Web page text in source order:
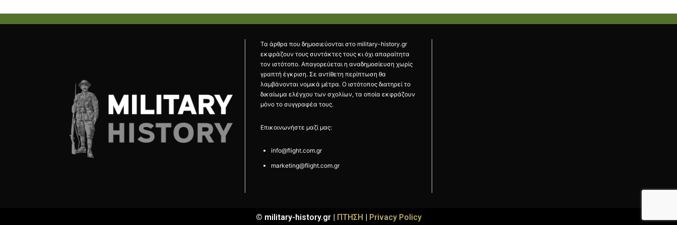
Τα άρθρα που δημοσιεύονται στο military-history.gr
εκφράζουν τους συντάκτες τους κι όχι απαραίτητα
τον ιστότοπο. Απαγορεύεται η αναδημοσίευση χωρίς
γραπτή έγκριση. Σε αντίθετη περίπτωση θα
λαμβάνονται νομικά μέτρα. Ο ιστότοπος διατηρεί το
δικαίωμα ελέγχου των σχολίων, τα οποία εκφράζουν
μόνο το συγγραφέα τους.
Επικοινωνήστε μαζί μας:
info@flight.com.gr
marketing@flight.com.gr
© military-history.gr | ΠΤΗΣΗ Privacy Policy